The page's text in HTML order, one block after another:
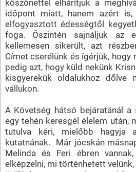
köszönettel elhárítjuk a
időpont miatt, hanem azért
elfogyasztott édességtől
foga. Őszintén sajnáljuk az
kellemesen sikerült, azt
Címet cserélünk és ígérjük, hogy
pedig azt, hogy küld nekünk
kisgyerekük oldalukhoz dőlve
vállukon.
A Követség hátsó bejáratánál a
egy tehén keresgél élelem után,
tutulva kéri, mielőbb hagyja
kutatnának. Már jócskán
Melinda és Feri ébren
elképzelni, mi történhetett